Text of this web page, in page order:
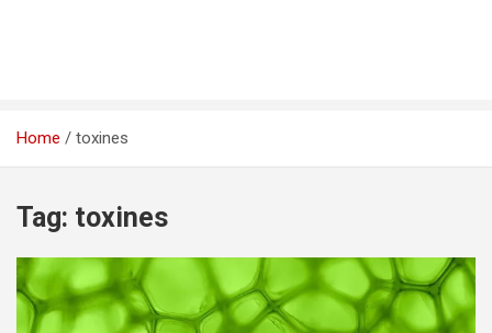
Home toxines
Tag: toxines